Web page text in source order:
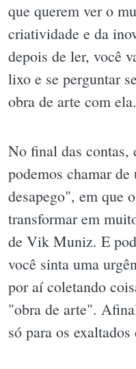
que querem ver o
criatividade e da
depois de ler, você
lixo e se perguntar
obra de arte com ela.
No final das contas,
podemos chamar
desapego", em que
transformar em
de Vik Muniz. E
você sinta uma
por aí coletando
"obra de arte".
só para os exaltados